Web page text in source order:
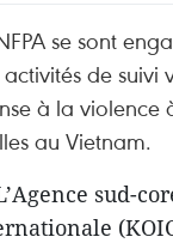
se sont
de suivi
à la violence
au Vietnam.
sud-